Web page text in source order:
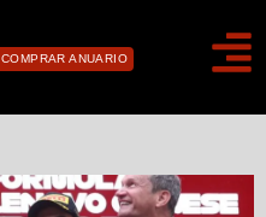
COMPRAR ANUARIO